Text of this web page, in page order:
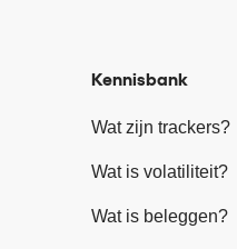
Kennisbank
Wat zijn trackers?
Wat is volatiliteit?
Wat is beleggen?